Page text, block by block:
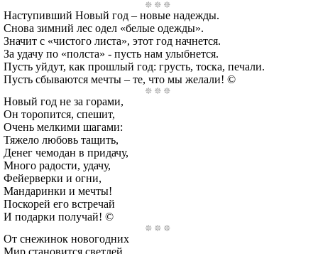
Наступивший Новый год – новые надежды.
Снова зимний лес одел «белые одежды».
Значит с «чистого листа», этот год начнется.
За удачу по «полста» - пусть нам улыбнется.
Пусть уйдут, как прошлый год: грусть, тоска, печали.
Пусть сбываются мечты – те, что мы желали! ©
Новый год не за горами,
Он торопится, спешит,
Очень мелкими шагами:
Тяжело любовь тащить,
Денег чемодан в придачу,
Много радости, удачу,
Фейерверки и огни,
Мандаринки и мечты!
Поскорей его встречай
И подарки получай! ©
От снежинок новогодних
Мир становится светлей.